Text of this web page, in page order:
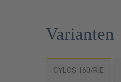
Varianten
CYLOS 160/RIE